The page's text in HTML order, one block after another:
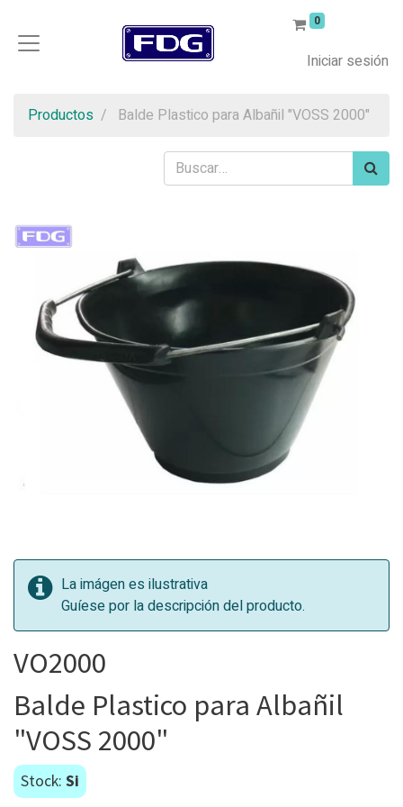
0
Iniciar sesión
Productos Balde Plastico para Albañil "VOSS 2000"
La imágen es ilustrativa
Guíese por la descripción del producto.
VO2000
Balde Plastico para Albañil
"VOSS 2000"
Stock: Si